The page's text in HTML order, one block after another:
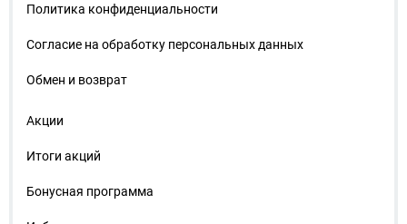
Политика конфиденциальности
Согласие на обработку персональных данных
Обмен и возврат
Акции
Итоги акций
Бонусная программа